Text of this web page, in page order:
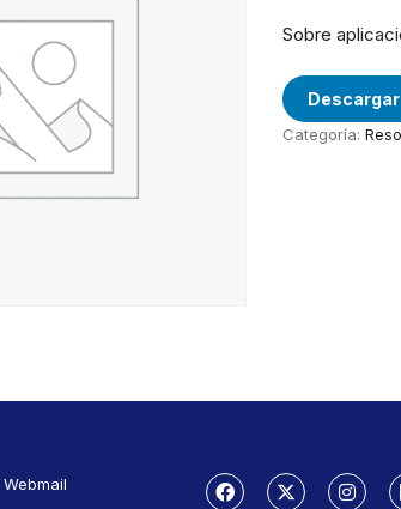
Sobre
Descargar
Categoría:
Webmail